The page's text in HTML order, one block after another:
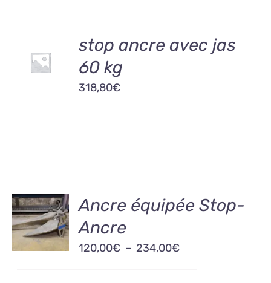
AU
PANIER
stop ancre avec jas
60 kg
318,80€
CHOIX
DES
OPTIONS
CE
PRODUIT
/
DÉTAILS
Ancre équipée Stop-
Ancre
120,00€ – 234,00€Plage